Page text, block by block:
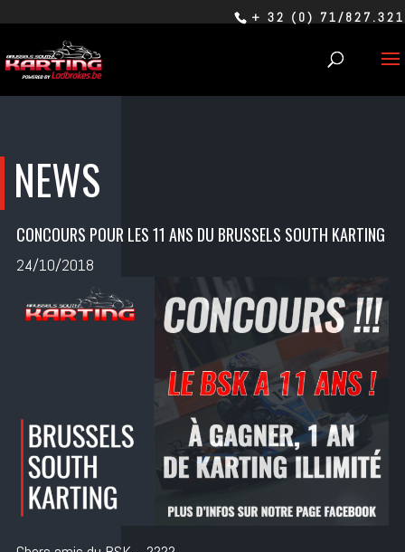
+ 32 (0) 71/827.321
NEWS
CONCOURS POUR LES 11 ANS DU BRUSSELS SOUTH KARTING
24/10/2018